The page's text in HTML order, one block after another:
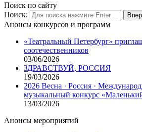
Поиск по сайту
Поиск:
Анонсы конкурсов и программ
«Театральный Петербург»
соотечественников
03/06/2026
ЗДРАВСТВУЙ, РОССИЯ
19/03/2026
2026 Весна · Россия ·
музыкальный конкурс
13/03/2026
Анонсы мероприятий